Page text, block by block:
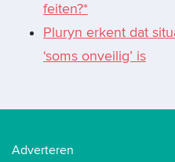
feiten?*
Pluryn erkent dat
‘soms onveilig’ is
Adverteren